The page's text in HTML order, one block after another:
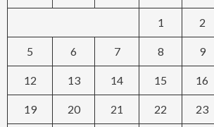
1 2
5 6 7 8 9
12 13 14 15 16
19 20 21 22 23